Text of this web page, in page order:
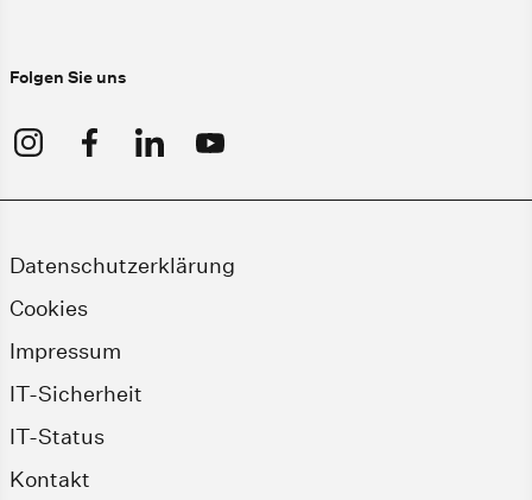
Folgen Sie uns
Datenschutzerklärung
Cookies
Impressum
IT-Sicherheit
IT-Status
Kontakt